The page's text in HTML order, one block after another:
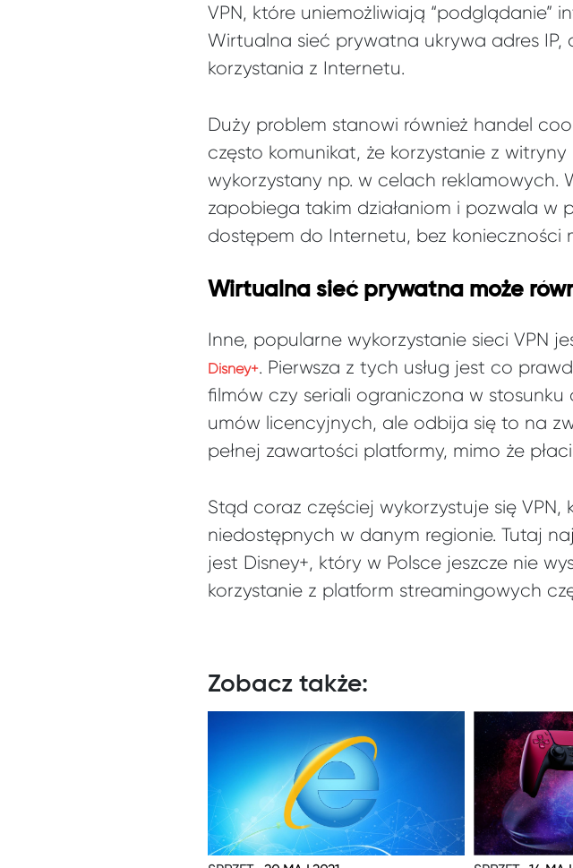
VPN, które uniemożliwiają
Wirtualna sieć prywatna ukrywa adres IP,
korzystania z Internetu.
Duży problem stanowi również handel
często komunikat, że korzystanie z
wykorzystany np. w celach
zapobiega takim działaniom i pozwala w
dostępem do Internetu, bez
Wirtualna sieć prywatna może
Inne, popularne wykorzystanie sieci VPN
Disney+. Pierwsza z tych usług jest co
filmów czy seriali ograniczona w stosunku
umów licencyjnych, ale odbija się to na
pełnej zawartości platformy, mimo że
Stąd coraz częściej wykorzystuje się
niedostępnych w danym regionie. Tutaj
jest Disney+, który w Polsce jeszcze nie
korzystanie z platform streamingowych
Zobacz także: